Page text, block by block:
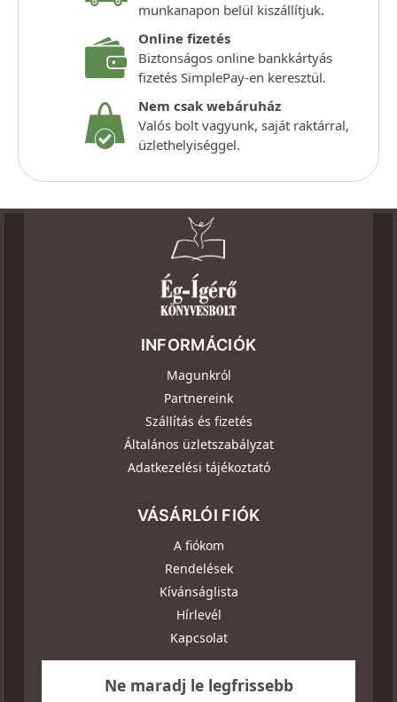
munkanapon belül kiszállítjuk.
Online fizetés
Biztonságos online bankkártyás
fizetés SimplePay-en keresztül.
Nem csak webáruház
Valós bolt vagyunk, saját raktárral,
üzlethelyiséggel.
INFORMÁCIÓK
Magunkról
Partnereink
Szállítás és fizetés
Általános üzletszabályzat
Adatkezelési tájékoztató
VÁSÁRLÓI FIÓK
A fiókom
Rendelések
Kívánságlista
Hírlevél
Kapcsolat
Ne maradj le legfrissebb